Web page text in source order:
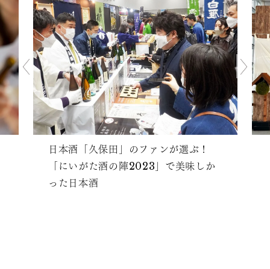
日本酒「久保田」のファンが選ぶ！
「にいがた酒の陣2023」で美味しか
った日本酒